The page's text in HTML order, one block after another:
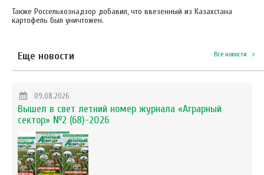
Также Россельхознадзор добавил, что ввезенный из Казахстана
картофель был уничтожен.
Еще новости Все новости
09.08.2026
Вышел в свет летний номер журнала «Аграрный
сектор» №2 (68)-2026